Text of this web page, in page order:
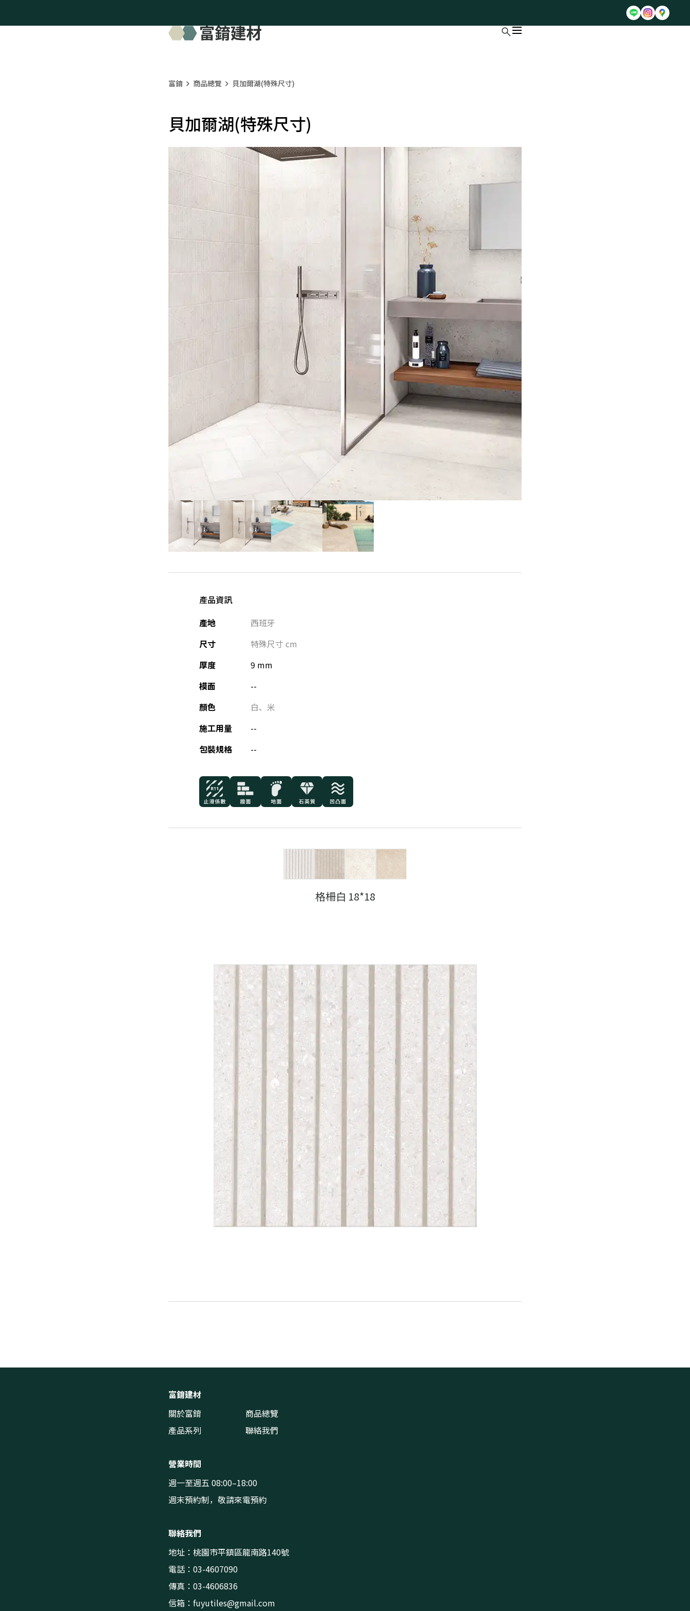
富錥 商品總覽 貝加爾湖(特殊尺寸)
貝加爾湖(特殊尺寸)
產品資訊
產地
西班牙
尺寸
特殊尺寸 cm
厚度
9 mm
模面
--
顏色
白、 米
施工用量
--
包裝規格
--
格柵白 18*18
富錥建材
關於富錥
商品總覽
產品系列
聯絡我們
營業時間
週一至週五 08:00–18:00
週末預約制，敬請來電預約
聯絡我們
地址：桃園市平鎮區龍南路140號
電話：03-4607090
傳真：03-4606836
信箱： fuyutiles@gmail.com